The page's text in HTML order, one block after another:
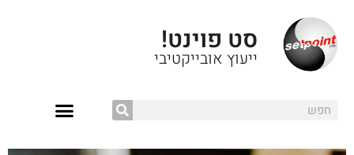
סט פוינט!
ייעוץ אובייקטיבי